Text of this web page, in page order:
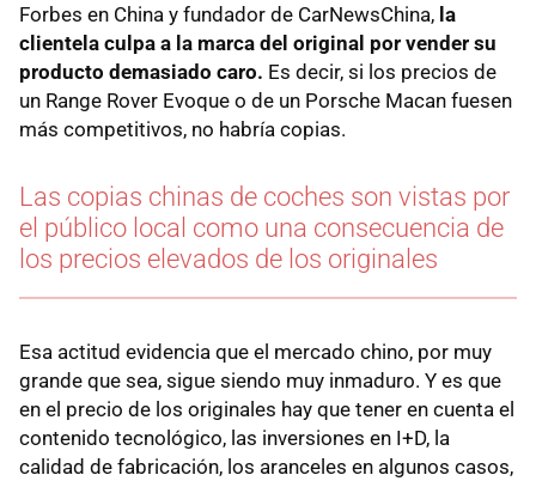
Forbes en China y fundador de CarNewsChina, la
clientela culpa a la marca del original por vender su
producto demasiado caro. Es decir, si los precios de
un Range Rover Evoque o de un Porsche Macan fuesen
más competitivos, no habría copias.
Las copias chinas de coches son vistas por
el público local como una consecuencia de
los precios elevados de los originales
Esa actitud evidencia que el mercado chino, por muy
grande que sea, sigue siendo muy inmaduro. Y es que
en el precio de los originales hay que tener en cuenta el
contenido tecnológico, las inversiones en I+D, la
calidad de fabricación, los aranceles en algunos casos,